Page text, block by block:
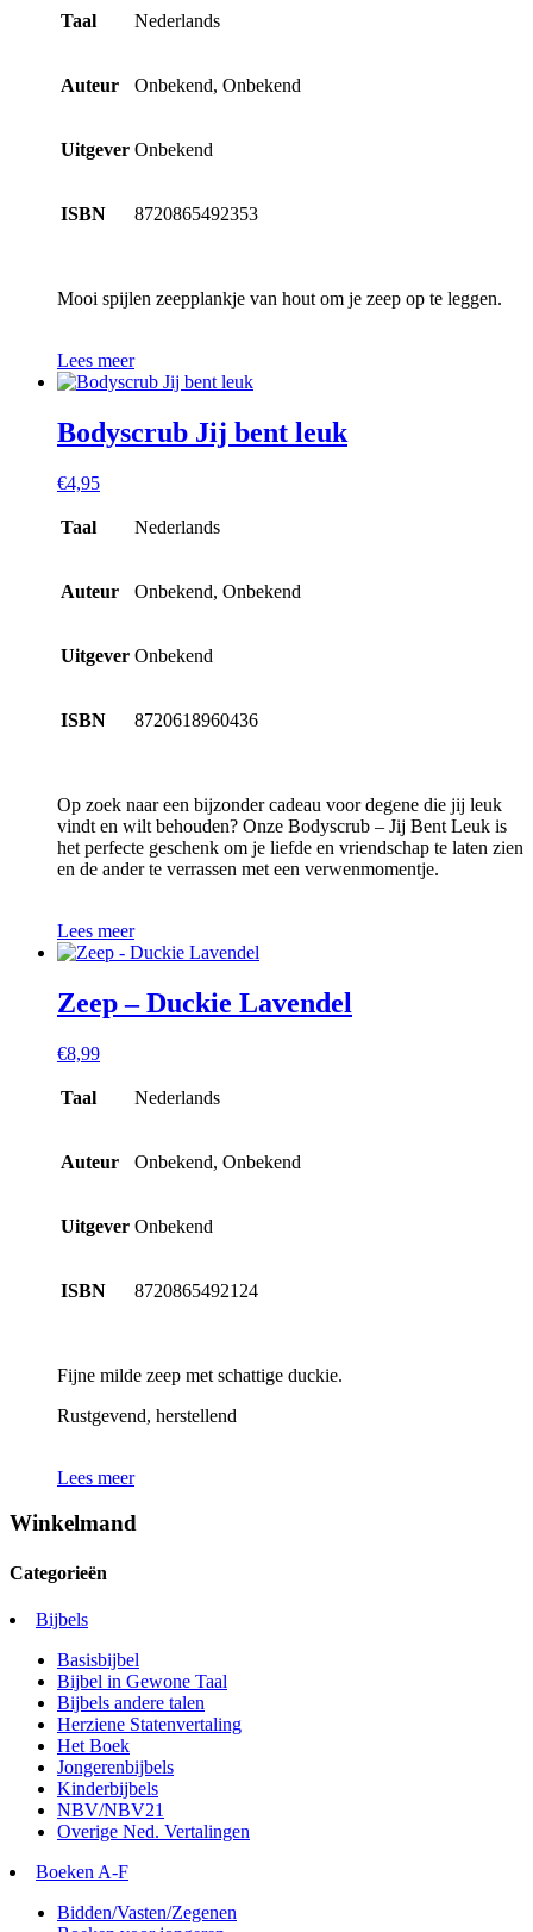
Taal Nederlands
Auteur Onbekend, Onbekend
Uitgever Onbekend
ISBN 8720865492353
Mooi spijlen zeepplankje van hout om je zeep op te leggen.
Lees meer
Bodyscrub Jij bent leuk
€4,95
Taal Nederlands
Auteur Onbekend, Onbekend
Uitgever Onbekend
ISBN 8720618960436
Op zoek naar een bijzonder cadeau voor degene die jij leuk
vindt en wilt behouden? Onze Bodyscrub – Jij Bent Leuk is
het perfecte geschenk om je liefde en vriendschap te laten zien
en de ander te verrassen met een verwenmomentje.
Lees meer
Zeep – Duckie Lavendel
€8,99
Taal Nederlands
Auteur Onbekend, Onbekend
Uitgever Onbekend
ISBN 8720865492124
Fijne milde zeep met schattige duckie.
Rustgevend, herstellend
Lees meer
Winkelmand
Categorieën
Bijbels
Basisbijbel
Bijbel in Gewone Taal
Bijbels andere talen
Herziene Statenvertaling
Het Boek
Jongerenbijbels
Kinderbijbels
NBV/NBV21
Overige Ned. Vertalingen
Boeken A-F
Bidden/Vasten/Zegenen